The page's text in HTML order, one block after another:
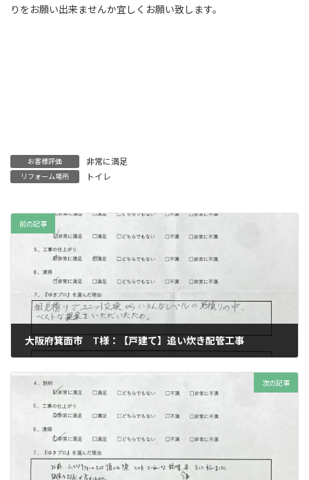
りをお願い出来ませんか宜しくお願い致します。
お客様評価 非常に満足
リフォーム場所 トイレ
前の記事
大阪府箕面市 T様：【戸建て】追い炊き配管工事
次の記事